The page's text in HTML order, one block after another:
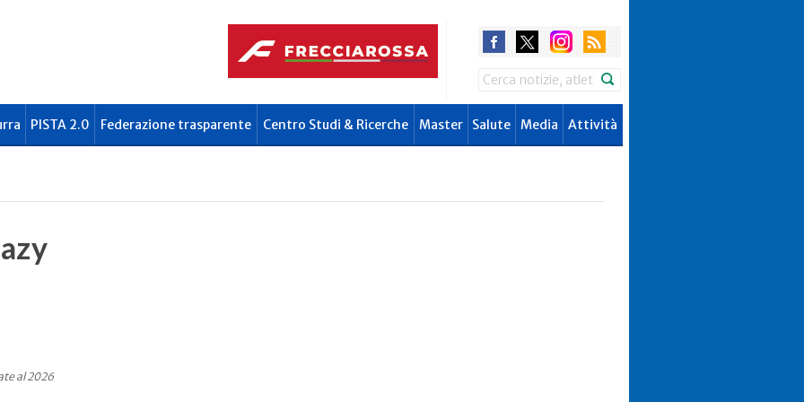
Search
PISTA 2.0 Federazione trasparente Centro Studi & Ricerche Master Salute Media Attività
al 2026